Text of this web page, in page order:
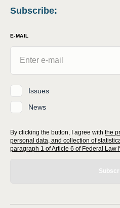
Subscribe:
E-MAIL
Issues
News
By clicking the button, I agree with the
personal data, and collection of
paragraph 1 of Article 6 of Federal Law